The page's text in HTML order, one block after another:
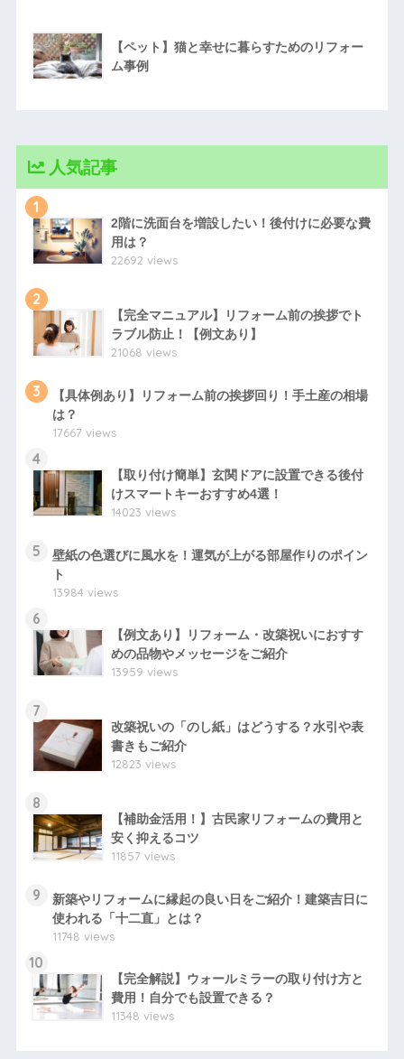
【ペット】猫と幸せに暮らすためのリフォー
ム事例
人気記事
1
2階に洗面台を増設したい！後付けに必要な費
用は？
22692 views
2
【完全マニュアル】リフォーム前の挨拶でト
ラブル防止！【例文あり】
21068 views
3
【具体例あり】リフォーム前の挨拶回り！手土産の相場
は？
17667 views
4
【取り付け簡単】玄関ドアに設置できる後付
けスマートキーおすすめ4選！
14023 views
5
壁紙の色選びに風水を！運気が上がる部屋作りのポイン
ト
13984 views
6
【例文あり】リフォーム・改築祝いにおすす
めの品物やメッセージをご紹介
13959 views
7
改築祝いの「のし紙」はどうする？水引や表
書きもご紹介
12823 views
8
【補助金活用！】古民家リフォームの費用と
安く抑えるコツ
11857 views
9
新築やリフォームに縁起の良い日をご紹介！建築吉日に
使われる「十二直」とは？
11748 views
10
【完全解説】ウォールミラーの取り付け方と
費用！自分でも設置できる？
11348 views